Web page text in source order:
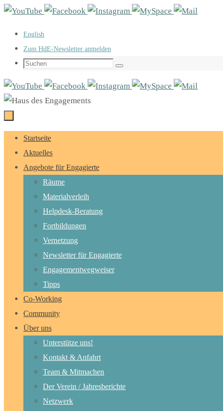
Zum
springen
English
Zum HdE-Newsletter anmelden
Suchen
Suchen
Zum
Inhalt
springen
Startseite
Aktuelles
Angebote für Engagierte
Räume
Materialverleih
Helpdesk-Beratung
Fortbildungen
Vernetzung
Newsletter für Engagierte
Engagementwegweiser
Tipps
Co-Working
Community
Über uns
Unterstütze uns!
Kontakt & Anfahrt
Team & Mitmachen
Der Verein / Jahresberichte
Netzwerk